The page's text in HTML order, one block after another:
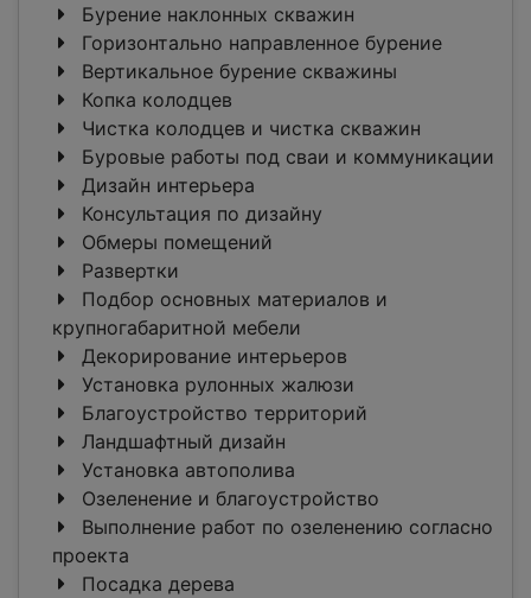
Бурение наклонных скважин
Горизонтально направленное бурение
Вертикальное бурение скважины
Копка колодцев
Чистка колодцев и чистка скважин
Буровые работы под сваи и коммуникации
Дизайн интерьера
Консультация по дизайну
Обмеры помещений
Развертки
Подбор основных материалов и
крупногабаритной мебели
Декорирование интерьеров
Установка рулонных жалюзи
Благоустройство территорий
Ландшафтный дизайн
Установка автополива
Озеленение и благоустройство
Выполнение работ по озеленению согласно
проекта
Посадка дерева